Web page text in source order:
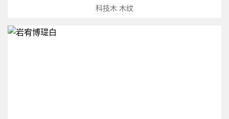
科技木 木纹